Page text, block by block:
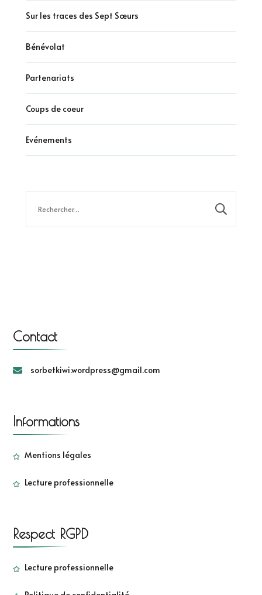
Sur les traces des Sept Sœurs
Bénévolat
Partenariats
Coups de coeur
Evénements
Contact
sorbetkiwi.wordpress@gmail.com
Informations
Mentions légales
Lecture professionnelle
Respect RGPD
Lecture professionnelle